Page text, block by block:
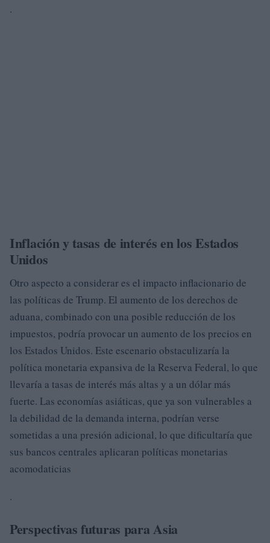
.
Inflación y tasas de interés en los Estados
Unidos
Otro aspecto a considerar es el impacto inflacionario de
las políticas de Trump. El aumento de los derechos de
aduana, combinado con una posible reducción de los
impuestos, podría provocar un aumento de los precios en
los Estados Unidos. Este escenario obstaculizaría la
política monetaria expansiva de la Reserva Federal, lo que
llevaría a tasas de interés más altas y a un dólar más
fuerte. Las economías asiáticas, que ya son vulnerables a
la debilidad de la demanda interna, podrían verse
sometidas a una presión adicional, lo que dificultaría que
sus bancos centrales aplicaran políticas monetarias
acomodaticias
.
Perspectivas futuras para Asia